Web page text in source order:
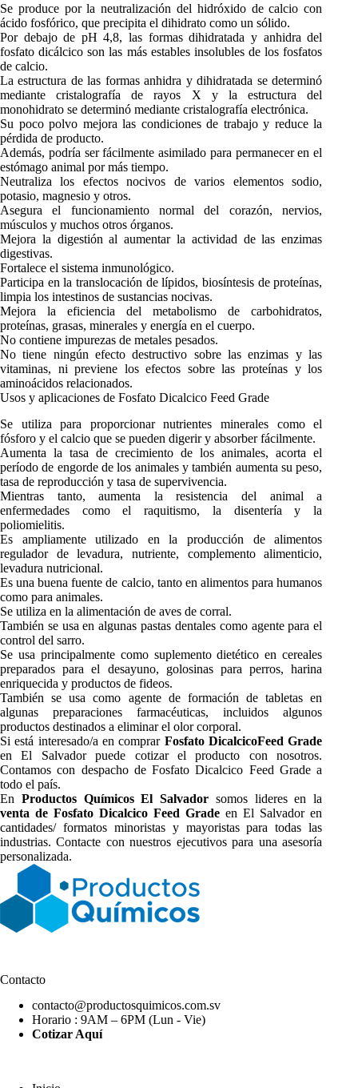
Se produce por la neutralización del hidróxido de calcio con
ácido fosfórico, que precipita el dihidrato como un sólido.
Por debajo de pH 4,8, las formas dihidratada y anhidra del
fosfato dicálcico son las más estables insolubles de los fosfatos
de calcio.
La estructura de las formas anhidra y dihidratada se determinó
mediante cristalografía de rayos X y la estructura del
monohidrato se determinó mediante cristalografía electrónica.
Su poco polvo mejora las condiciones de trabajo y reduce la
pérdida de producto.
Además, podría ser fácilmente asimilado para permanecer en el
estómago animal por más tiempo.
Neutraliza los efectos nocivos de varios elementos sodio,
potasio, magnesio y otros.
Asegura el funcionamiento normal del corazón, nervios,
músculos y muchos otros órganos.
Mejora la digestión al aumentar la actividad de las enzimas
digestivas.
Fortalece el sistema inmunológico.
Participa en la translocación de lípidos, biosíntesis de proteínas,
limpia los intestinos de sustancias nocivas.
Mejora la eficiencia del metabolismo de carbohidratos,
proteínas, grasas, minerales y energía en el cuerpo.
No contiene impurezas de metales pesados.
No tiene ningún efecto destructivo sobre las enzimas y las
vitaminas, ni previene los efectos sobre las proteínas y los
aminoácidos relacionados.
Usos y aplicaciones de Fosfato Dicalcico Feed Grade
Se utiliza para proporcionar nutrientes minerales como el
fósforo y el calcio que se pueden digerir y absorber fácilmente.
Aumenta la tasa de crecimiento de los animales, acorta el
período de engorde de los animales y también aumenta su peso,
tasa de reproducción y tasa de supervivencia.
Mientras tanto, aumenta la resistencia del animal a
enfermedades como el raquitismo, la disentería y la
poliomielitis.
Es ampliamente utilizado en la producción de alimentos
regulador de levadura, nutriente, complemento alimenticio,
levadura nutricional.
Es una buena fuente de calcio, tanto en alimentos para humanos
como para animales.
Se utiliza en la alimentación de aves de corral.
También se usa en algunas pastas dentales como agente para el
control del sarro.
Se usa principalmente como suplemento dietético en cereales
preparados para el desayuno, golosinas para perros, harina
enriquecida y productos de fideos.
También se usa como agente de formación de tabletas en
algunas preparaciones farmacéuticas, incluidos algunos
productos destinados a eliminar el olor corporal.
Si está interesado/a en comprar Fosfato DicalcicoFeed Grade
en El Salvador puede cotizar el producto con nosotros.
Contamos con despacho de Fosfato Dicalcico Feed Grade a
todo el país.
En Productos Químicos El Salvador somos lideres en la
venta de Fosfato Dicalcico Feed Gradeen El Salvador en
cantidades/ formatos minoristas y mayoristas para todas las
industrias. Contacte con nuestros ejecutivos para una asesoría
personalizada.
Contacto
contacto@productosquimicos.com.sv
Horario : 9AM – 6PM (Lun - Vie)
Cotizar Aquí